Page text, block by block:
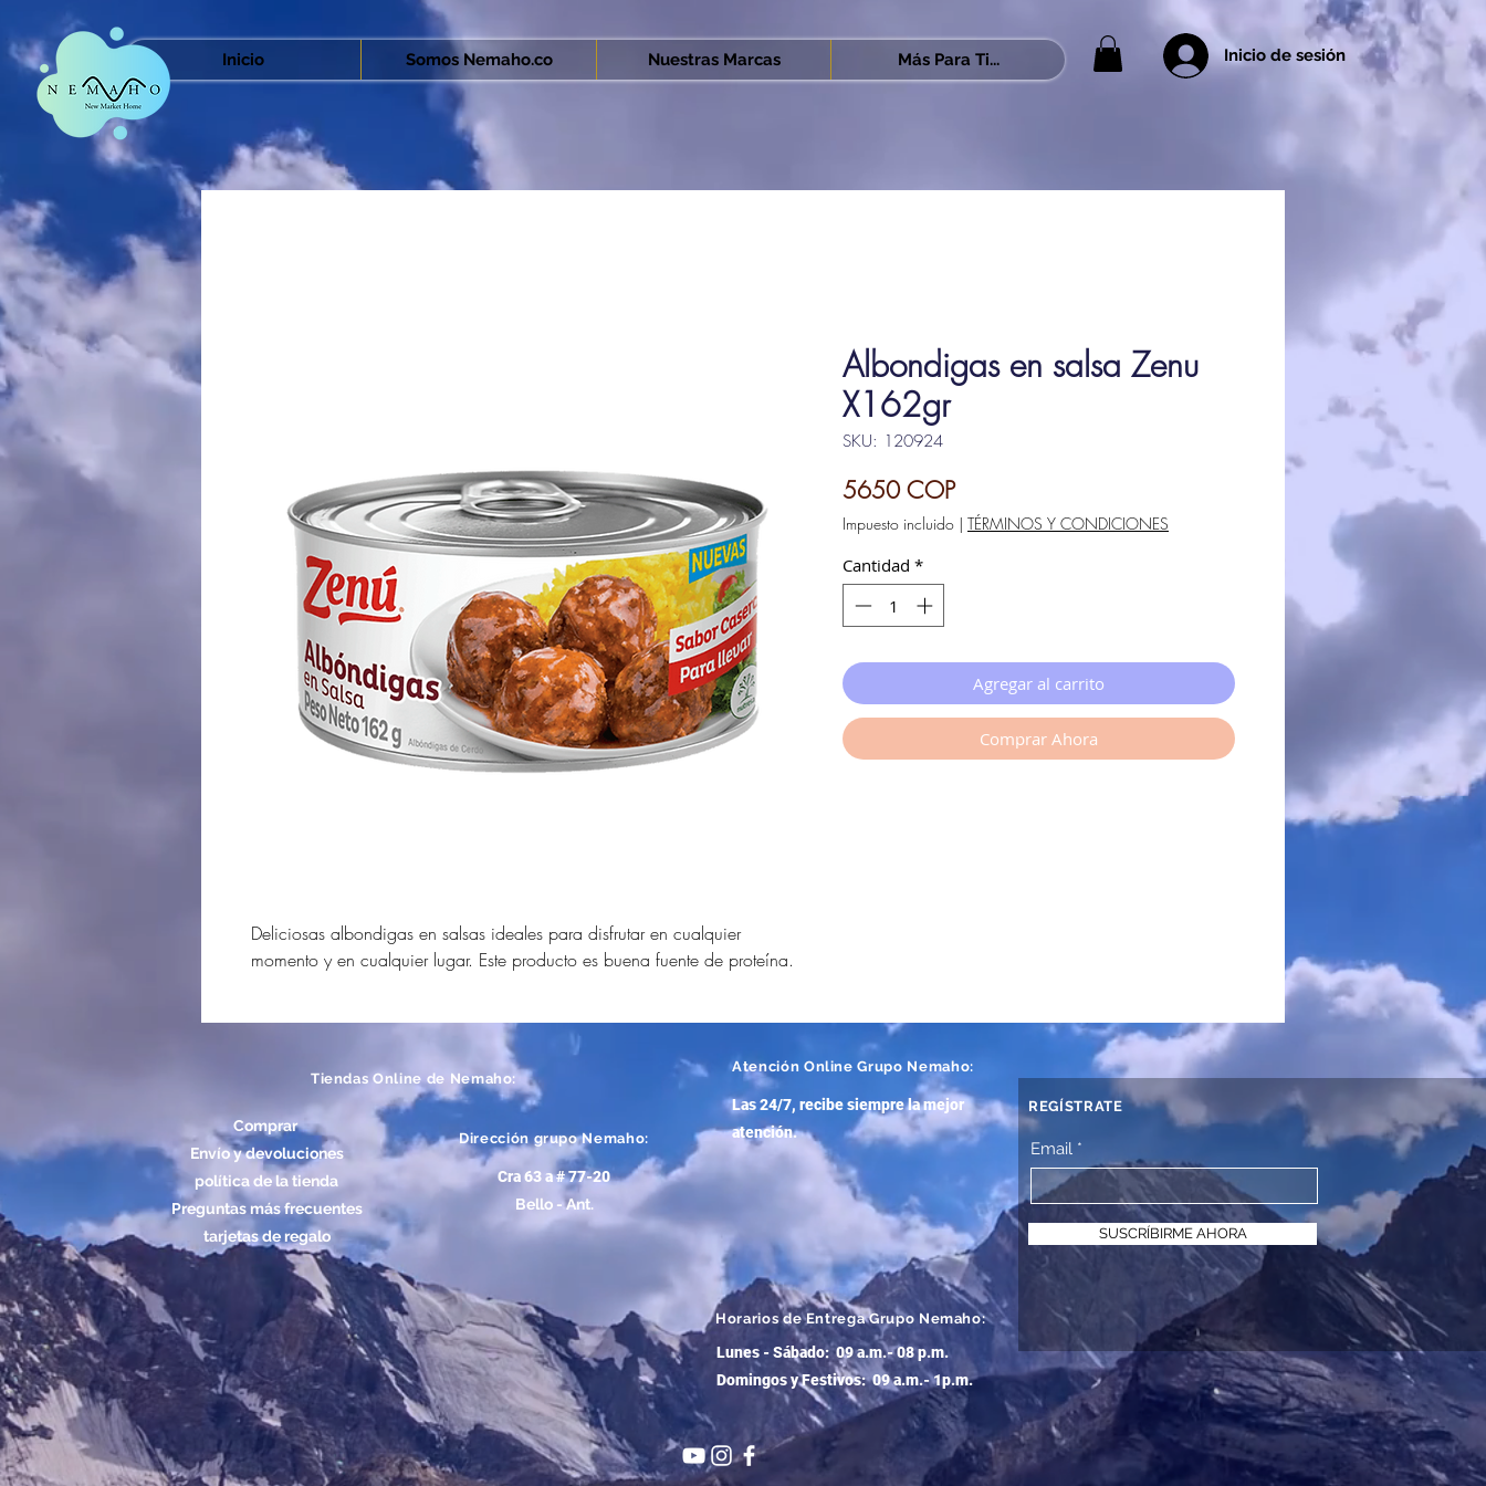
Inicio Somos Nemaho.co Nuestras Marcas Más Para Ti... Inicio de sesión
Deliciosas albondigas en salsas ideales para disfrutar en cualquier
momento y en cualquier lugar. Este producto es buena fuente de proteína.
Albondigas en salsa Zenu
X162gr
SKU: 120924
5650 COPPrecio
Impuesto incluido | TÉRMINOS Y CONDICIONES
Cantidad *
Agregar al carrito
Comprar Ahora
Tiendas Online de Nemaho:
Comprar
Envío y devoluciones
política de la tienda
Preguntas más frecuentes
tarjetas de regalo
Dirección grupo Nemaho:
Cra 63 a # 77-20
Bello - Ant.
Atención Online Grupo Nemaho:
Las 24/7, recibe siempre la mejor
atención.
Horarios de Entrega Grupo Nemaho:
Lunes - Sábado: 09 a.m.- 08 p.m.
Domingos y Festivos: 09 a.m.- 1p.m.
REGÍSTRATE
Email
SUSCRÍBIRME AHORA